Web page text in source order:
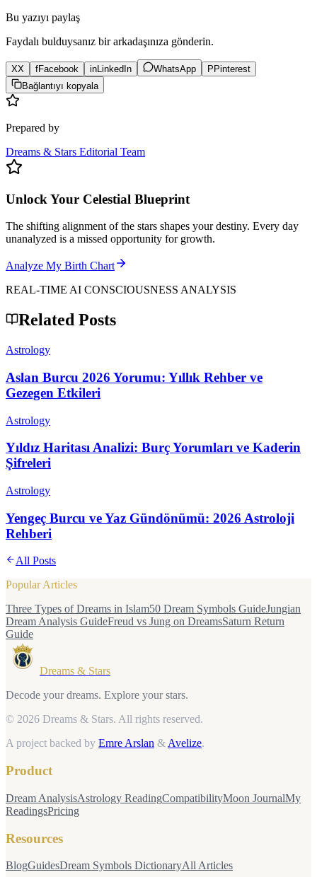
Bu yazıyı paylaş
Faydalı bulduysanız bir arkadaşınıza gönderin.
XX fFacebook in LinkedIn WhatsApp P Pinterest
Bağlantıyı kopyala
Prepared by
Dreams & Stars Editorial Team
Unlock Your Celestial Blueprint
The shifting alignment of the stars shapes your destiny. Every day
unanalyzed is a missed opportunity for growth.
Analyze My Birth Chart
REAL-TIME AI CONSCIOUSNESS ANALYSIS
Related Posts
Astrology
Aslan Burcu 2026 Yorumu: Yıllık Rehber ve
Gezegen Etkileri
Astrology
Yıldız Haritası Analizi: Burç Yorumları ve Kaderin
Şifreleri
Astrology
Yengeç Burcu ve Yaz Gündönümü: 2026 Astroloji
Rehberi
All Posts
Popular Articles
Three Types of Dreams in Islam50 Dream Symbols GuideJungian
Dream Analysis GuideFreud vs Jung on DreamsSaturn Return
Guide
Dreams & Stars
Decode your dreams. Explore your stars.
© 2026 Dreams & Stars. All rights reserved.
A project backed by Emre Arslan &Avelize.
Product
Dream AnalysisAstrology ReadingCompatibilityMoon JournalMy
ReadingsPricing
Resources
BlogGuidesDream Symbols DictionaryAll Articles